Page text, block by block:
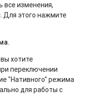
все изменения,
Для этого нажмите
хотите
переключении
"Нативного" режима
для работы с